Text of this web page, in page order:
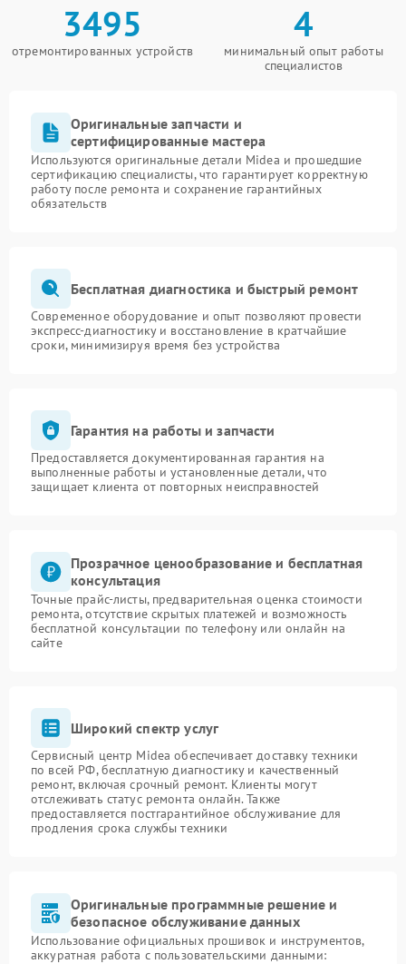
3495
отремонтированных устройств
4
минимальный опыт работы
специалистов
Оригинальные запчасти и
сертифицированные мастера
Используются оригинальные детали Midea и прошедшие
сертификацию специалисты, что гарантирует корректную
работу после ремонта и сохранение гарантийных
обязательств
Бесплатная диагностика и быстрый ремонт
Современное оборудование и опыт позволяют провести
экспресс-диагностику и восстановление в кратчайшие
сроки, минимизируя время без устройства
Гарантия на работы и запчасти
Предоставляется документированная гарантия на
выполненные работы и установленные детали, что
защищает клиента от повторных неисправностей
Прозрачное ценообразование и бесплатная
консультация
Точные прайс-листы, предварительная оценка стоимости
ремонта, отсутствие скрытых платежей и возможность
бесплатной консультации по телефону или онлайн на
сайте
Широкий спектр услуг
Сервисный центр Midea обеспечивает доставку техники
по всей РФ, бесплатную диагностику и качественный
ремонт, включая срочный ремонт. Клиенты могут
отслеживать статус ремонта онлайн. Также
предоставляется постгарантийное обслуживание для
продления срока службы техники
Оригинальные программные решение и
безопасное обслуживание данных
Использование официальных прошивок и инструментов,
аккуратная работа с пользовательскими данными: